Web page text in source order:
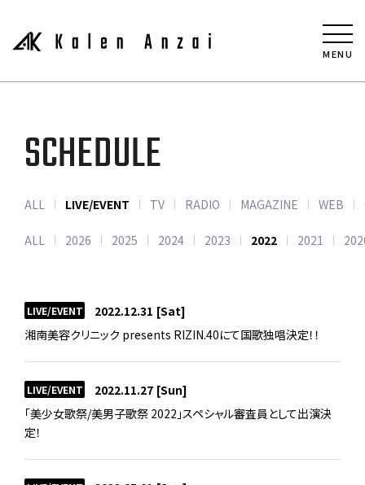
MENU
SCHEDULE
ALL LIVE/EVENT TV RADIO MAGAZINE WEB
ALL 2026 2025 2024 2023 2022 2021
LIVE/EVENT 2022.12.31 [Sat]
湘南美容クリニック presents RIZIN.40にて国歌独唱決定！！
LIVE/EVENT 2022.11.27 [Sun]
「美少女歌祭/美男子歌祭 2022」スペシャル審査員として出演決
定！